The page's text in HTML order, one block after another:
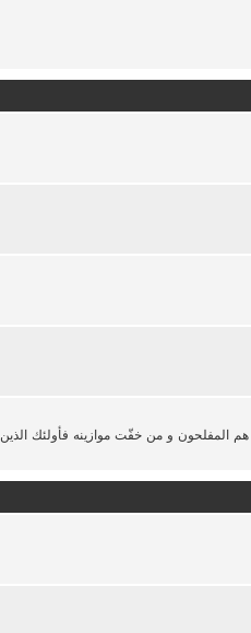
المفلحون و من خفّت موازينه فأولئك الذين